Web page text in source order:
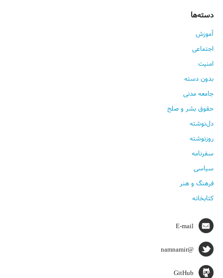
دسته‌ها
آموزش
اجتماعی
امنیت
بدون دسته
جامعه مدنی
حقوق بشر و صلح
دل‌نوشته
روزنوشته
سفرنامه
سیاسی
فرهنگ و هنر
کتابخانه
E-mail
@namnamir
GitHub